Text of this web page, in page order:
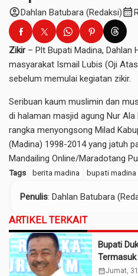
account_circleDahlan Batubara (Redaksi)calendar_month
Zikir– Plt Bupati Madina, Dahlan
masyarakat Ismail Lubis (Oji
sebelum memulai kegiatan zikir.
Seribuan kaum muslimin dan
di halaman masjid agung Nur Ala
rangka menyongsong Milad
(Madina) 1998-2014 yang jatuh
Mandailing Online/Maradotang
Tags berita madina bupati madina
Penulis: Dahlan Batubara
ARTIKEL TERKAIT
Bupati
calendar_monthJumat,